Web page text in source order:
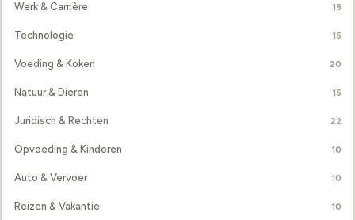
Werk & Carrière 15
Technologie 15
Voeding & Koken 20
Natuur & Dieren 15
Juridisch & Rechten 22
Opvoeding & Kinderen 10
Auto & Vervoer 10
Reizen & Vakantie 10